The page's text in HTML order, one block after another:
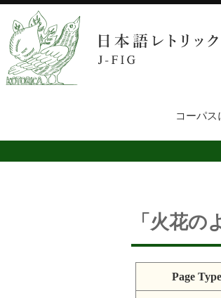
コーパス
「火花の
Page Type